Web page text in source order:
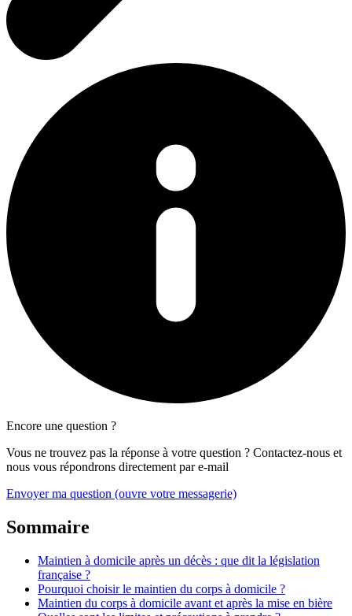
Encore une question ?
Vous ne trouvez pas la réponse à votre question ? Contactez-nous et
nous vous répondrons directement par e-mail
Envoyer ma question (ouvre votre messagerie)
Sommaire
Maintien à domicile après un décès : que dit la législation
française ?
Pourquoi choisir le maintien du corps à domicile ?
Maintien du corps à domicile avant et après la mise en bière